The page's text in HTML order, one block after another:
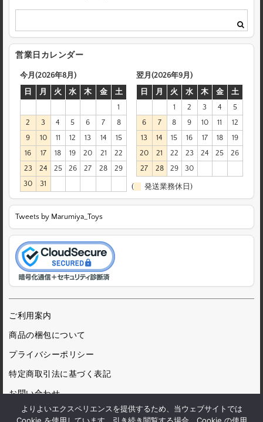
営業日カレンダー
今月(2026年8月)
日
月 火 水 木 金
土
1
2
3 4 5 6 7
8
9
10 11 12 13 14
15
16
17 18 19 20 21
22
23
24 25 26 27 28
29
30
31
翌月(2026年9月)
日
月 火 水 木 金
土
1
2 3 4
5
6
7 8 9 10 11
12
13
14 15 16 17 18
19
20
21 22 23 24 25
26
27
28 29 30
( 発送業務休日)
Tweets by Marumiya_Toys
ご利用案内
商品の梱包について
プライバシーポリシー
特定商取引法に基づく表記
お問い合わせ
よりよいエクスペリエンスを提供するため、当ウェブサイトでは